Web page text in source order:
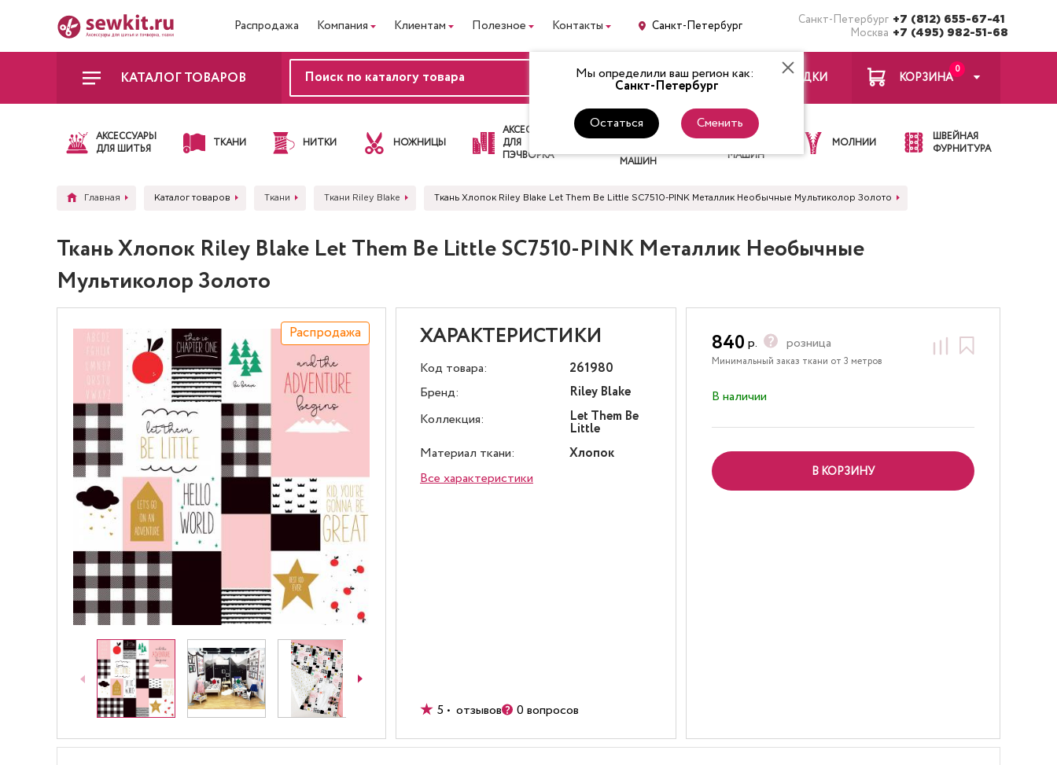
Распродажа Компания Клиентам Полезное Контакты Санкт-Петербург Санкт-Петербург +7 (812) 655-67-41
Москва +7 (495) 982-51-68
Мы определили ваш регион как:
Санкт-Петербург
Остаться Сменить
КАТАЛОГ ТОВАРОВ ВХОД ЗАКЛАДКИ
0
КОРЗИНА
АКСЕССУАРЫ
ДЛЯ ШИТЬЯ
ТКАНИ НИТКИ НОЖНИЦЫ
АКСЕССУАРЫ
ДЛЯ
ПЭЧВОРКА
ЛАПКИ
ДЛЯ
МАШИН
ИГЛЫ ДЛЯ
ШВЕЙНЫХ
МАШИН
МОЛНИИ
ШВЕЙНАЯ
ФУРНИТУРА
Главная Каталог товаров Ткани Ткани Riley Blake Ткань Хлопок Riley Blake Let Them Be Little SC7510-PINK Металлик Необычные Мультиколор Золото
Ткань Хлопок Riley Blake Let Them Be Little SC7510-PINK Металлик Необычные
Мультиколор Золото
Распродажа ХАРАКТЕРИСТИКИ
Код товара:
261980
Бренд:
Riley Blake
Коллекция:
Let Them Be
Little
Материал ткани:
Хлопок
Все характеристики
5 • отзывов 0 вопросов
840 р. розница
Минимальный заказ ткани от 3 метров
В наличии
В КОРЗИНУ